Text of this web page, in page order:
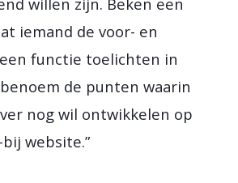
iemand de voor- en
functie toelichten in
de punten waarin
nog wil ontwikkelen op
website.”